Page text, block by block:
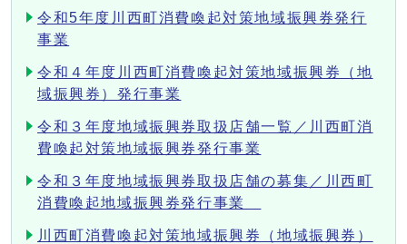
令和5年度川西町消費喚起対策地域振興券発行
事業
令和４年度川西町消費喚起対策地域振興券（地
域振興券）発行事業
令和３年度地域振興券取扱店舗一覧／川西町消
費喚起対策地域振興券発行事業
令和３年度地域振興券取扱店舗の募集／川西町
消費喚起地域振興券発行事業
川西町消費喚起対策地域振興券（地域振興券）